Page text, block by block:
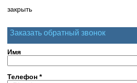
закрыть
Заказать обратный звонок
Имя
Телефон *